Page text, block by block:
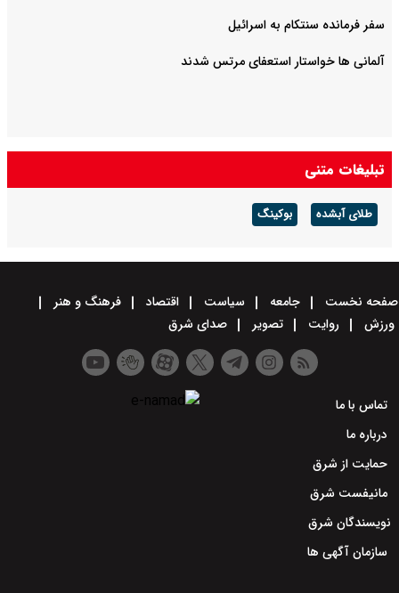
سفر فرمانده سنتکام به اسرائیل
آلمانی ها خواستار استعفای مرتس شدند
تبلیغات متنی
طلای آبشده بوکینگ
صفحه نخست جامعه سیاست اقتصاد
فرهنگ و هنر
ورزش
روایت تصویر صدای شرق
تماس با ما
درباره ما
حمایت از شرق
مانیفست شرق
نویسندگان شرق
سازمان آگهی ها